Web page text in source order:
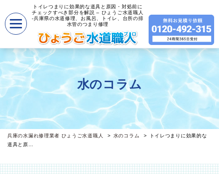
トイレつまりに効果的な道具と原因・対処前に
チェックすべき部分を解説 – ひょうご水道職人
-兵庫県の水道修理、お風呂、トイレ、台所の排
水管のつまり修理
水のコラム
兵庫の水漏れ修理業者 ひょうご水道職人 水のコラム
トイレつまりに効果的な
道具と原…